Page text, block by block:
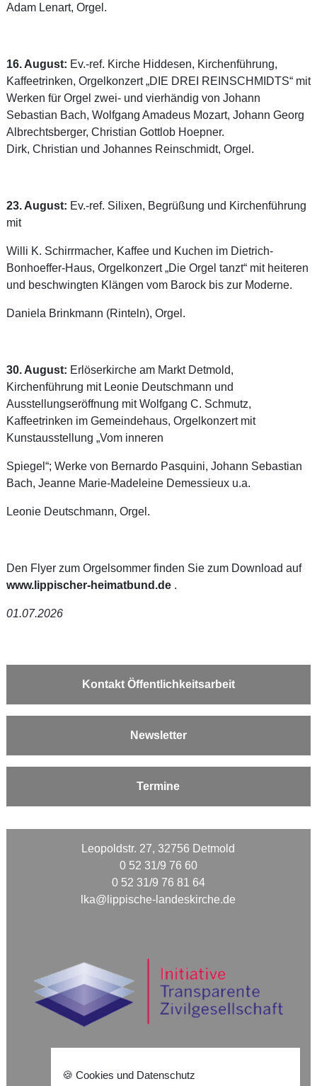
Adam Lenart, Orgel.
16. August: Ev.-ref. Kirche Hiddesen, Kirchenführung,
Kaffeetrinken, Orgelkonzert „DIE DREI REINSCHMIDTS“ mit
Werken für Orgel zwei- und vierhändig von Johann
Sebastian Bach, Wolfgang Amadeus Mozart, Johann Georg
Albrechtsberger, Christian Gottlob Hoepner.
Dirk, Christian und Johannes Reinschmidt, Orgel.
23. August: Ev.-ref. Silixen, Begrüßung und Kirchenführung
mit
Willi K. Schirrmacher, Kaffee und Kuchen im Dietrich-
Bonhoeffer-Haus, Orgelkonzert „Die Orgel tanzt“ mit heiteren
und beschwingten Klängen vom Barock bis zur Moderne.
Daniela Brinkmann (Rinteln), Orgel.
30. August: Erlöserkirche am Markt Detmold,
Kirchenführung mit Leonie Deutschmann und
Ausstellungseröffnung mit Wolfgang C. Schmutz,
Kaffeetrinken im Gemeindehaus, Orgelkonzert mit
Kunstausstellung „Vom inneren
Spiegel“; Werke von Bernardo Pasquini, Johann Sebastian
Bach, Jeanne Marie-Madeleine Demessieux u.a.
Leonie Deutschmann, Orgel.
Den Flyer zum Orgelsommer finden Sie zum Download auf
www.lippischer-heimatbund.de.
01.07.2026
Kontakt Öffentlichkeitsarbeit
Newsletter
Termine
Leopoldstr. 27, 32756 Detmold
0 52 31/9 76 60
0 52 31/9 76 81 64
lka@lippische-landeskirche.de
🍪 Cookies und Datenschutz